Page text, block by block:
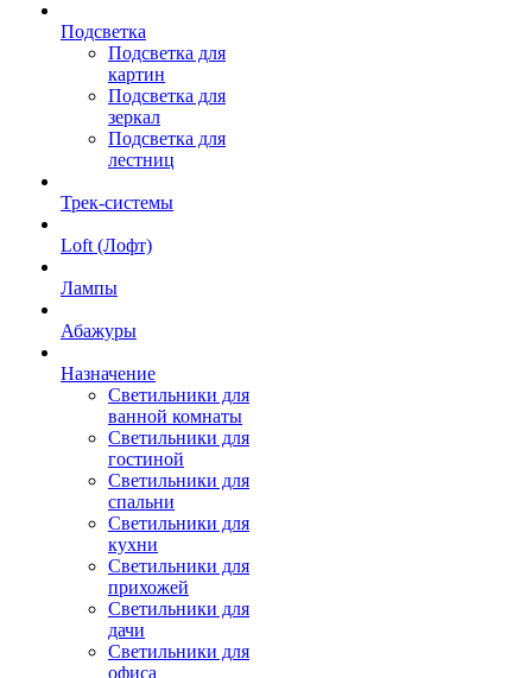
Подсветка
Подсветка для
картин
Подсветка для
зеркал
Подсветка для
лестниц
Трек-системы
Loft (Лофт)
Лампы
Абажуры
Назначение
Светильники для
ванной комнаты
Светильники для
гостиной
Светильники для
спальни
Светильники для
кухни
Светильники для
прихожей
Светильники для
дачи
Светильники для
офиса